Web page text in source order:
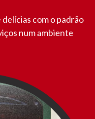
com o padrão
num ambiente